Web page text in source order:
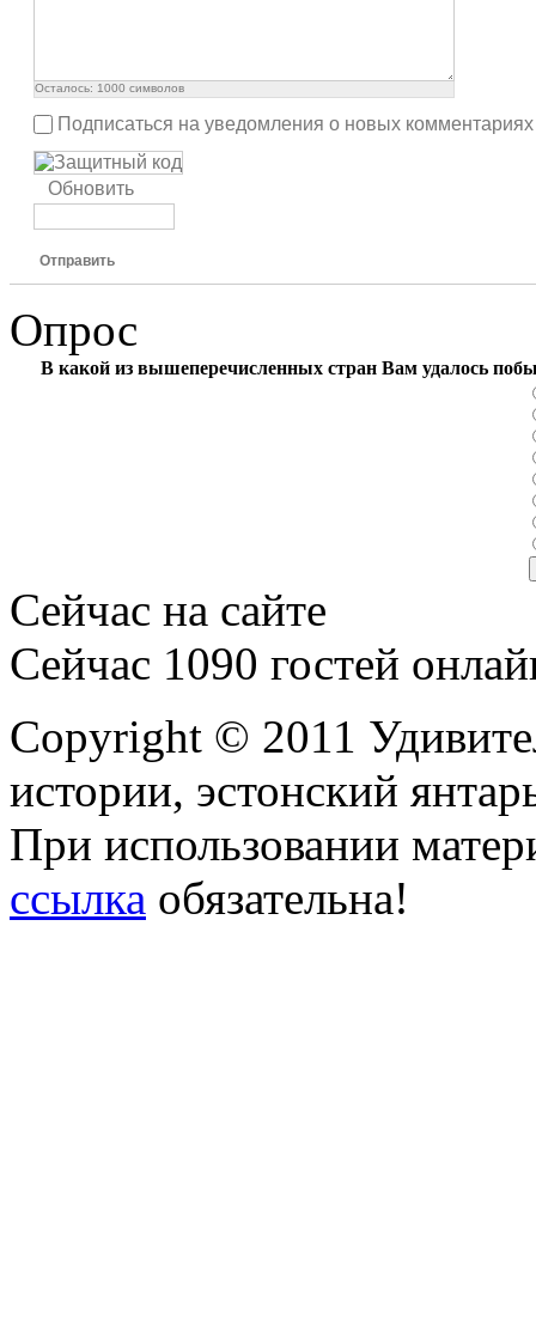
Осталось: 1000 символов
Подписаться на уведомления о новых комментариях
Обновить
Отправить
Опрос
В какой из вышеперечисленных стран Вам удалось
Сейчас на сайте
Сейчас 1090 гостей
Copyright © 2011
истории, эстонский
При использовании
ссылка обязательна!